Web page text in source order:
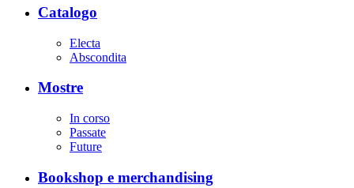
Catalogo
Electa
Abscondita
Mostre
In corso
Passate
Future
Bookshop e merchandising